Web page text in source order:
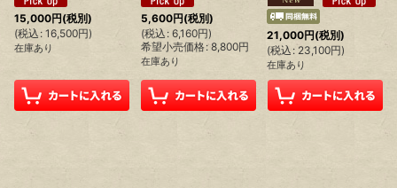
15,000円(税別)
(税込 : 16,500円)
在庫あり
5,600円(税別)
(税込 : 6,160円)
希望小売価格: 8,800円
在庫あり
21,000円(税別)
(税込 : 23,100円)
在庫あり